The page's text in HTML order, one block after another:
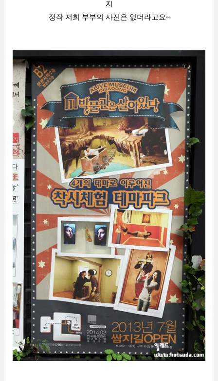
지
정작 저희 부부의 사진은 없더라고요~